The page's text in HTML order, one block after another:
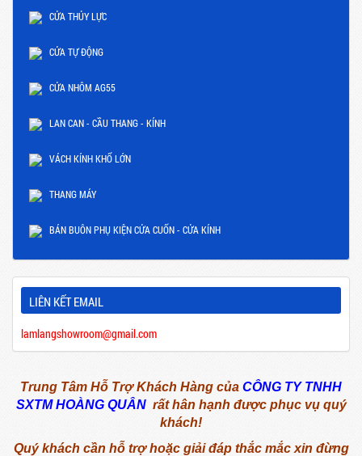
CỬA THỦY LỰC
CỬA TỰ ĐỘNG
CỬA NHÔM AG55
LAN CAN - CẦU THANG - KÍNH
VÁCH KÍNH KHỔ LỚN
THANG MÁY
BÁN BUÔN PHỤ KIỆN CỬA CUỐN - CỬA KÍNH
LIÊN KẾT EMAIL
lamlangshowroom@gmail.com
Trung Tâm Hỗ Trợ Khách Hàng của CÔNG TY TNHH
SXTM HOÀNG QUÂN rất hân hạnh được phục vụ quý
khách!
Quý khách cần hỗ trợ hoặc giải đáp thắc mắc xin đừng